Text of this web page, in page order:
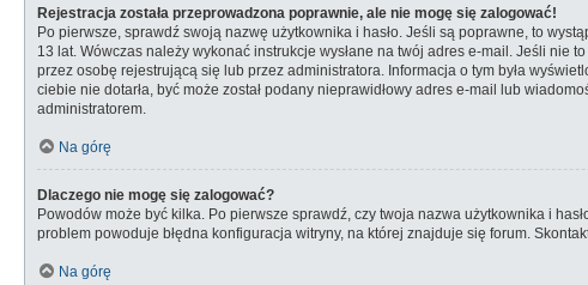
Rejestracja została przeprowadzona poprawnie, ale nie mogę się zalogować!
Po pierwsze, sprawdź swoją nazwę użytkownika i hasło. Jeśli są poprawne, to
13 lat. Wówczas należy wykonać instrukcje wysłane na twój adres e-mail. Jeśli nie
przez osobę rejestrującą się lub przez administratora. Informacja o tym była
ciebie nie dotarła, być może został podany nieprawidłowy adres e-mail lub
administratorem.
Na górę
Dlaczego nie mogę się zalogować?
Powodów może być kilka. Po pierwsze sprawdź, czy twoja nazwa użytkownika i
problem powoduje błędna konfiguracja witryny, na której znajduje się forum.
Na górę